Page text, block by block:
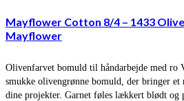
Mayflower Cotton 8/4 – 1433
Mayflower
Olivenfarvet bomuld til håndarbejde med ro
smukke olivengrønne bomuld, der bringer
dine projekter. Garnet føles lækkert blødt og